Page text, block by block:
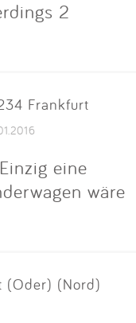
2
Frankfurt
eine
wäre
(Oder) (Nord)